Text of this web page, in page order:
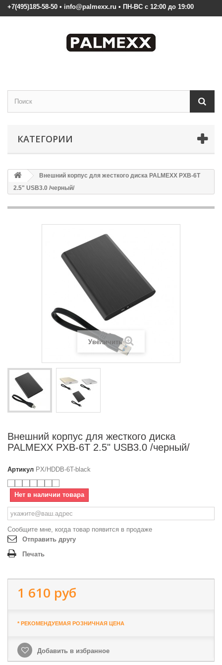
+7(495)185-58-50 • info@palmexx.ru • ПН-ВС с 12:00 до 19:00
КАТЕГОРИИ
Внешний корпус для жесткого диска PALMEXX PXB-6T
2.5" USB3.0 /черный/
Увеличить
Внешний корпус для жесткого диска
PALMEXX PXB-6T 2.5" USB3.0 /черный/
Артикул PX/HDDB-6T-black
Нет в наличии товара
Сообщите мне, когда товар появится в продаже
Отправить другу
Печать
1 610 руб
* РЕКОМЕНДУЕМАЯ РОЗНИЧНАЯ ЦЕНА
Добавить в избранное